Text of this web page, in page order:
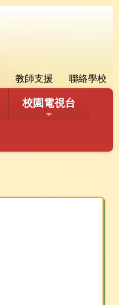
教師支援 聯絡學校
校園電視台